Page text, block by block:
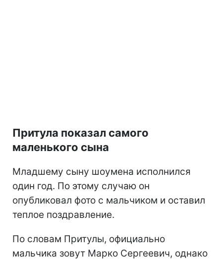
Притула показал самого
маленького сына
Младшему сыну шоумена исполнился
один год. По этому случаю он
опубликовал фото с мальчиком и оставил
теплое поздравление.
По словам Притулы, официально
мальчика зовут Марко Сергеевич, однако